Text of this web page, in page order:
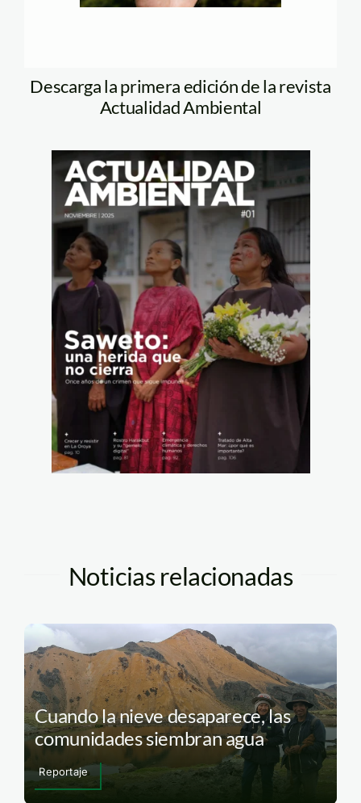
Descarga la primera edición de la revista
Actualidad Ambiental
Noticias relacionadas
Cuando la nieve desaparece, las
comunidades siembran agua
Reportaje